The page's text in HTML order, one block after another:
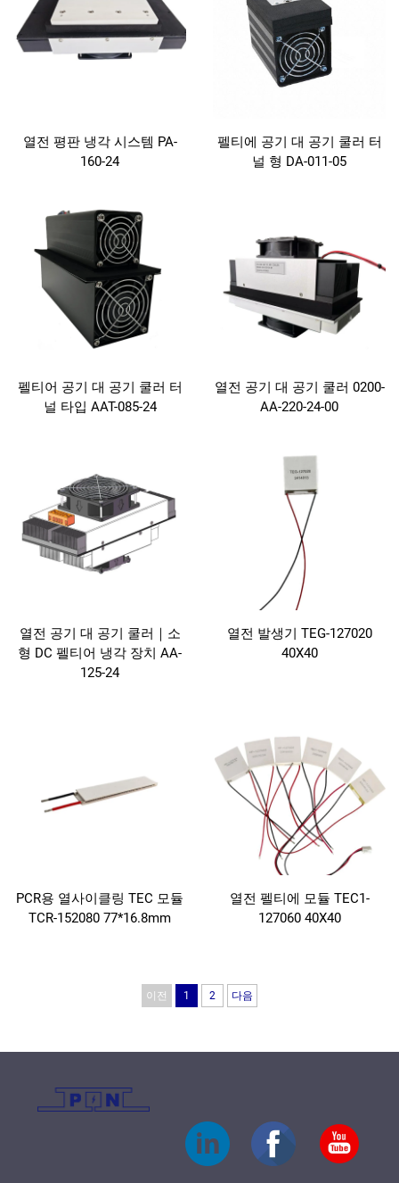
열전 평판 냉각 시스템 PA-
160-24
펠티에 공기 대 공기 쿨러 터
널 형 DA-011-05
펠티어 공기 대 공기 쿨러 터
널 타입 AAT-085-24
열전 공기 대 공기 쿨러 0200-
AA-220-24-00
열전 공기 대 공기 쿨러｜소
형 DC 펠티어 냉각 장치 AA-
125-24
열전 발생기 TEG-127020
40X40
PCR용 열사이클링 TEC 모듈
TCR-152080 77*16.8mm
열전 펠티에 모듈 TEC1-
127060 40X40
이전 1 2 다음